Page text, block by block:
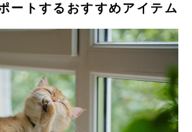
ートするおすすめアイテム